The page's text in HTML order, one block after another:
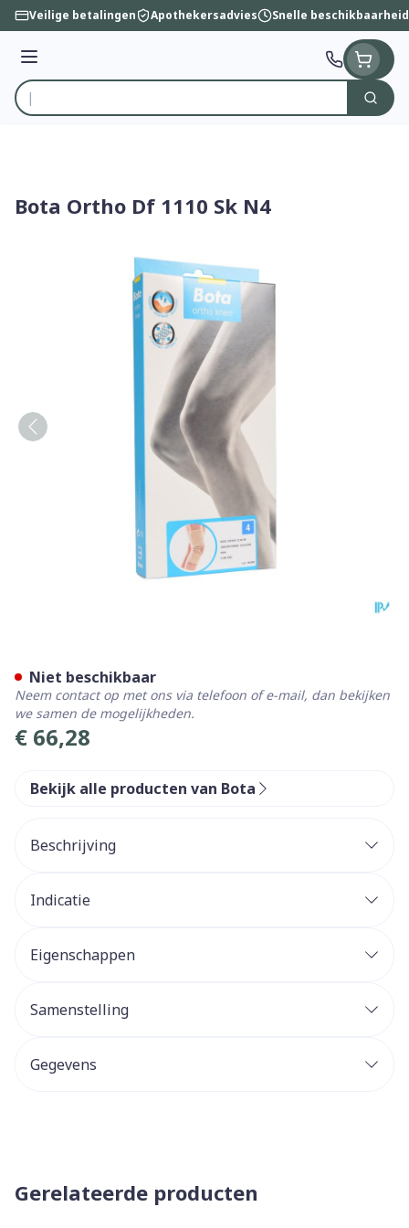
Ga naar de inhoud
Veilige betalingen Apothekersadvies Snelle beschikbaarheid
Menu
Product, merk, categorie...
Zoek
Bota Ortho Df 1110 Sk N4
€ 66,28
Niet beschikbaar
Neem contact op met ons via telefoon of e-mail, dan bekijken
we samen de mogelijkheden.
Bekijk alle producten van Bota
Beschrijving
Indicatie
Eigenschappen
Samenstelling
Gegevens
Gerelateerde producten